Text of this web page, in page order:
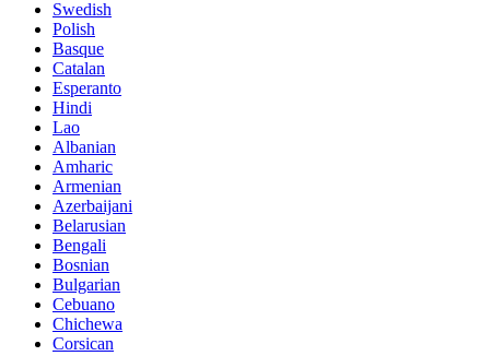
Swedish
Polish
Basque
Catalan
Esperanto
Hindi
Lao
Albanian
Amharic
Armenian
Azerbaijani
Belarusian
Bengali
Bosnian
Bulgarian
Cebuano
Chichewa
Corsican